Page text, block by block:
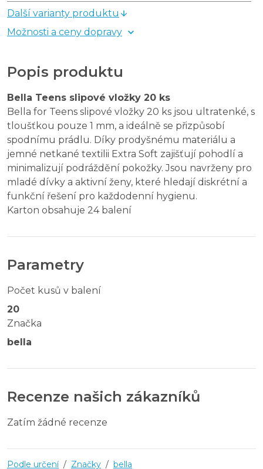
Další varianty produktu
Možnosti a ceny dopravy
Popis produktu
Bella Teens slipové vložky 20 ks
Bella for Teens slipové vložky 20 ks jsou ultratenké, s
tloušťkou pouze 1 mm, a ideálně se přizpůsobí
spodnímu prádlu. Díky prodyšnému materiálu a
jemné netkané textilii Extra Soft zajišťují pohodlí a
minimalizují podráždění pokožky. Jsou navrženy pro
mladé dívky a aktivní ženy, které hledají diskrétní a
funkční řešení pro každodenní hygienu.
Karton obsahuje 24 balení
Parametry
Počet kusů v balení
20
Značka
bella
Recenze našich zákazníků
Zatím žádné recenze
Podle určení / Značky / bella